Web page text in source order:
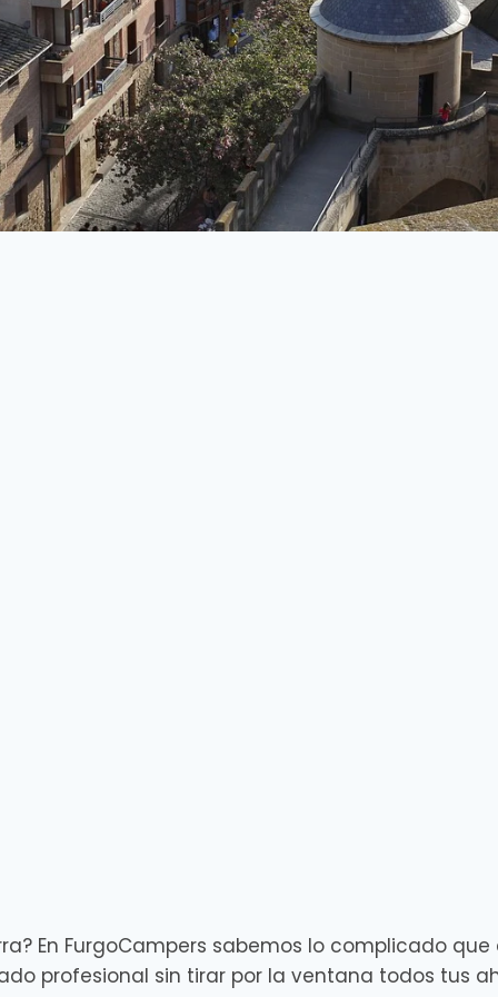
En FurgoCampers sabemos lo complicado
profesional sin tirar por la ventana todos tus